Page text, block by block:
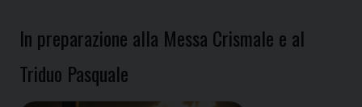
In preparazione alla Messa Crismale e al
Triduo Pasquale